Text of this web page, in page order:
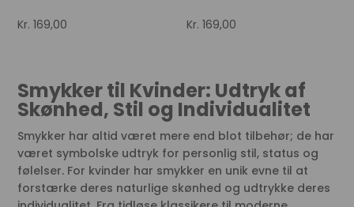
Kr. 169,00 Kr. 169,00
Smykker til Kvinder: Udtryk af
Skønhed, Stil og Individualitet
Smykker har altid været mere end blot tilbehør; de har
været symbolske udtryk for personlig stil, status og
følelser. For kvinder har smykker en unik evne til at
forstærke deres naturlige skønhed og udtrykke deres